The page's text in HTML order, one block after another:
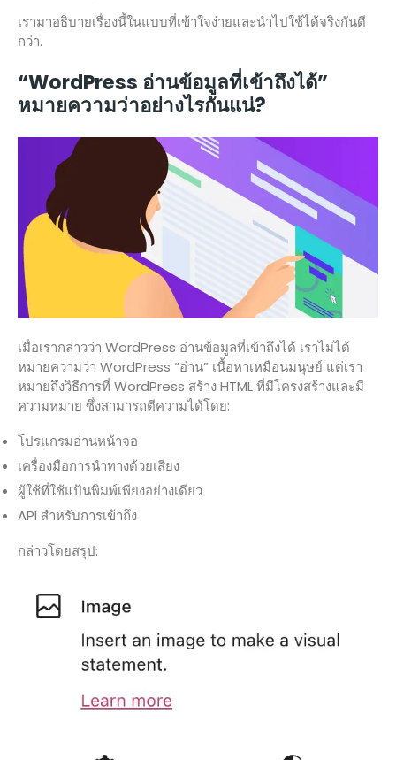
เรามาอธิบายเรื่องนี้ในแบบที่เข้าใจง่ายและนำไปใช้ได้จริงกันดี
กว่า.
“WordPress อ่านข้อมูลที่เข้าถึงได้”
หมายความว่าอย่างไรกันแน่?
เมื่อเรากล่าวว่า WordPress อ่านข้อมูลที่เข้าถึงได้ เราไม่ได้
หมายความว่า WordPress “อ่าน” เนื้อหาเหมือนมนุษย์ แต่เรา
หมายถึงวิธีการที่ WordPress สร้าง HTML ที่มีโครงสร้างและมี
ความหมาย ซึ่งสามารถตีความได้โดย:
โปรแกรมอ่านหน้าจอ
เครื่องมือการนำทางด้วยเสียง
ผู้ใช้ที่ใช้แป้นพิมพ์เพียงอย่างเดียว
API สำหรับการเข้าถึง
กล่าวโดยสรุป: